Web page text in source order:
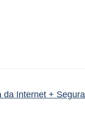
da Internet + Segura